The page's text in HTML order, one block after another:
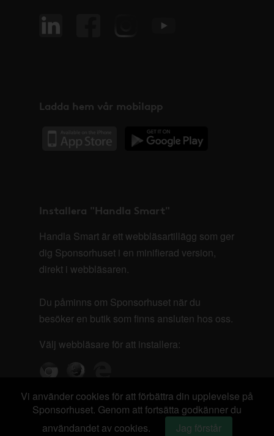
Ladda hem vår mobilapp
Installera "Handla Smart"
Handla Smart är ett webbläsartillägg som ger
dig Sponsorhuset i en minifierad version,
direkt i webbläsaren.
Du påminns om Sponsorhuset när du
besöker en butik som finns ansluten hos oss.
Välj webbläsare för att installera:
Vi använder cookies för att förbättra din upplevelse på
Sponsorhuset. Genom att fortsätta godkänner du
användandet av cookies.
Jag förstår